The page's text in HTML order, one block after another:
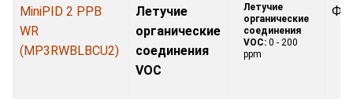
MiniPID 2 PPB
WR
(MP3RWBLBCU2)
Летучие
органические
соединения
VOC
Летучие
органические
соединения
VOC: 0 - 200
ppm